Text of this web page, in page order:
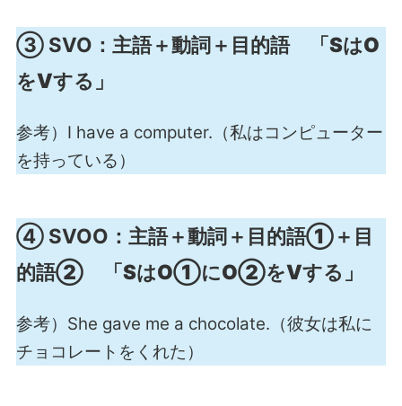
③ SVO： 主語＋動詞＋目的語 「SはO
をVする」
参考）I have a computer.（私はコンピューター
を持っている）
④ SVOO： 主語＋動詞＋目的語①＋目
的語② 「SはO①にO②をVする」
参考）She gave me a chocolate.（彼女は私に
チョコレートをくれた）